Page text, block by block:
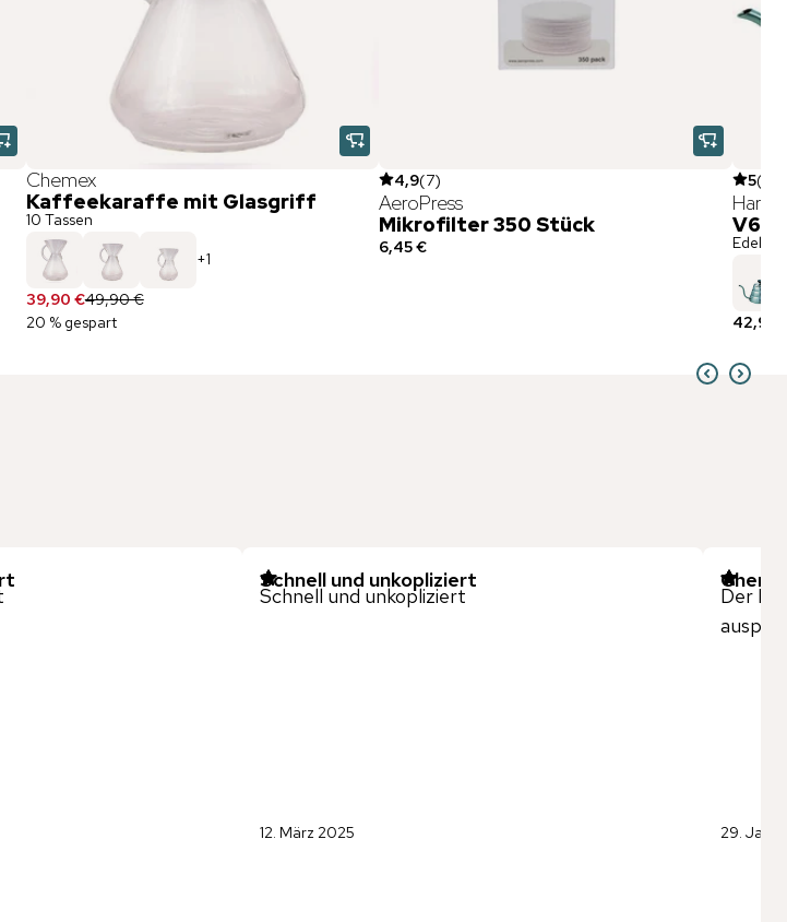
Chemex
Kaffeekaraffe mit Glasgriff
10 Tassen
+1
39,90 €49,90 €
20 % gespart
4,9(7)
AeroPress
Mikrofilter 350 Stück
6,45 €
5(
Hario
V60
42,90
Schnell und unkopliziert
Schnell und unkopliziert
12. März 2025
Der
29.